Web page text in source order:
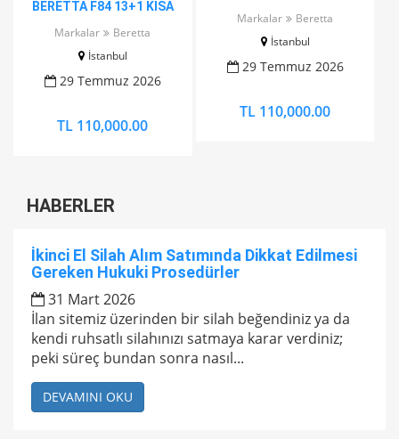
BERETTA F84 13+1 KISA
Markalar
Beretta
İstanbul
29 Temmuz 2026
TL 110,000.00
Markalar
Beretta
İstanbul
29 Temmuz 2026
TL 110,000.00
HABERLER
İkinci El Silah Alım Satımında Dikkat Edilmesi
Gereken Hukuki Prosedürler
31 Mart 2026
İlan sitemiz üzerinden bir silah beğendiniz ya da
kendi ruhsatlı silahınızı satmaya karar verdiniz;
peki süreç bundan sonra nasıl...
DEVAMINI OKU